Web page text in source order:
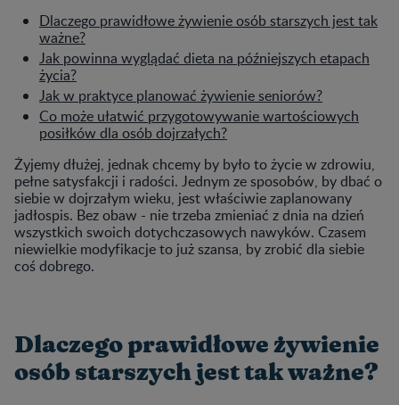
Dlaczego prawidłowe żywienie osób starszych jest tak
ważne?
Jak powinna wyglądać dieta na późniejszych etapach
życia?
Jak w praktyce planować żywienie seniorów?
Co może ułatwić przygotowywanie wartościowych
posiłków dla osób dojrzałych?
Żyjemy dłużej, jednak chcemy by było to życie w zdrowiu,
pełne satysfakcji i radości. Jednym ze sposobów, by dbać o
siebie w dojrzałym wieku, jest właściwie zaplanowany
jadłospis. Bez obaw - nie trzeba zmieniać z dnia na dzień
wszystkich swoich dotychczasowych nawyków. Czasem
niewielkie modyfikacje to już szansa, by zrobić dla siebie
coś dobrego.
Dlaczego prawidłowe żywienie
osób starszych jest tak ważne?